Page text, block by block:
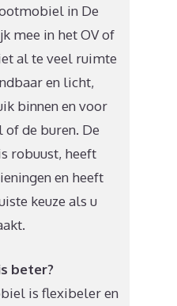
in De
mee in het OV of
al te veel ruimte
en licht,
binnen en voor
of de buren. De
robuust, heeft
en heeft
keuze als u
beter?
is flexibeler en